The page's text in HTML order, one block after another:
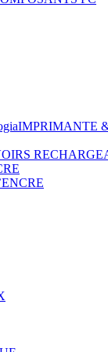
IMPRIMANTE